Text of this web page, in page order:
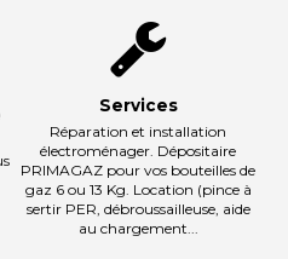
Services
Réparation et installation
électroménager. Dépositaire
PRIMAGAZ pour vos bouteilles de
gaz 6 ou 13 Kg. Location (pince à
sertir PER, débroussailleuse, aide
au chargement...